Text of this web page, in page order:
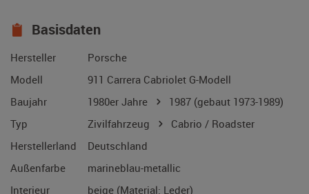
Basisdaten
Hersteller
Porsche
Modell
911 Carrera Cabriolet G-Modell
Baujahr
1980er Jahre 1987 (gebaut 1973-1989)
Typ
Zivilfahrzeug
Cabrio / Roadster
Herstellerland
Deutschland
Außenfarbe
marineblau-metallic
Interieur
beige (Material: Leder)